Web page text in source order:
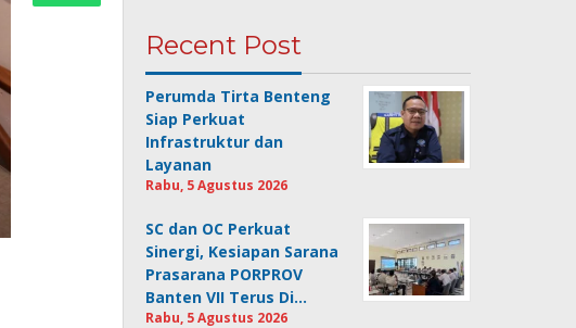
Recent Post
Perumda Tirta Benteng
Siap Perkuat
Infrastruktur dan
Layanan
Rabu, 5 Agustus 2026
SC dan OC Perkuat
Sinergi, Kesiapan Sarana
Prasarana PORPROV
Banten VII Terus Di…
Rabu, 5 Agustus 2026